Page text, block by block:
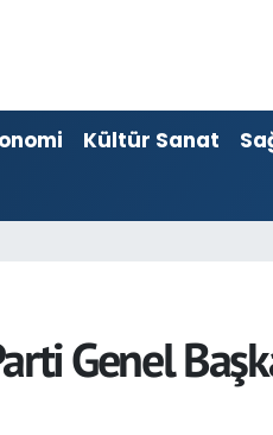
Kültür Sanat
Genel